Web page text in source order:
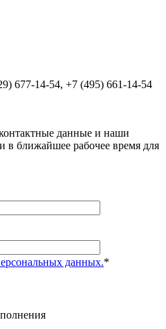
677-14-54, +7 (495) 661-14-54
данные и наши
в ближайшее рабочее время для
данных.*